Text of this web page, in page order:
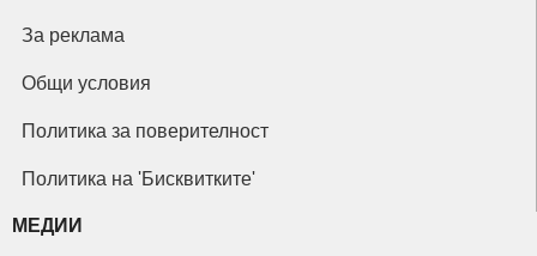
За реклама
Общи условия
Политика за поверителност
Политика на 'Бисквитките'
МЕДИИ